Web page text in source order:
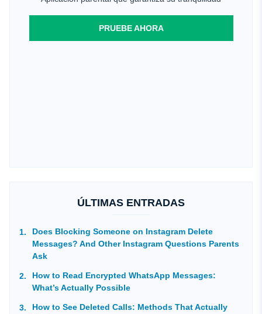
PRUEBE AHORA
ÚLTIMAS ENTRADAS
Does Blocking Someone on Instagram Delete
Messages? And Other Instagram Questions Parents
Ask
How to Read Encrypted WhatsApp Messages:
What’s Actually Possible
How to See Deleted Calls: Methods That Actually